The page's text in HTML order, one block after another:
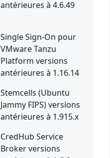
antérieures à 4.6.49
Single Sign-On pour
VMware Tanzu
Platform versions
antérieures à 1.16.14
Stemcells (Ubuntu
Jammy FIPS) versions
antérieures à 1.915.x
CredHub Service
Broker versions